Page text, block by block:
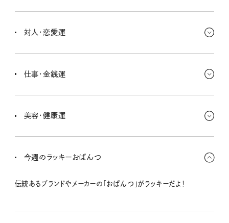
とが、いよいよ果実になるようなタイミングなんだ。ラストスパート！と
対人・恋愛運
は、日の目を見るタイミングもあるよ。そんなキミに熱視線、な人も！
仕事・金銭運
さに勝負どき！って感じ。アピールできるチャンスもあるから、昇給や
美容・健康運
がむしゃらにがんばるタイミングだけど、合間にはストレッチをした
今週のラッキーおぱんつ
伝統あるブランドやメーカーの「おぱんつ」がラッキーだよ！